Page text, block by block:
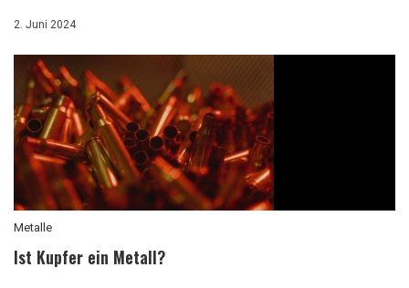
2. Juni 2024
Metalle
Ist Kupfer ein Metall?